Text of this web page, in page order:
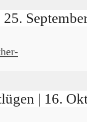
25.
| 16.